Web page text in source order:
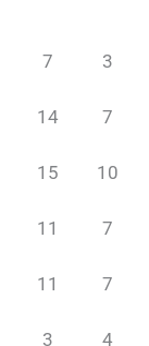
7 3
14 7
15 10
11 7
11 7
3 4